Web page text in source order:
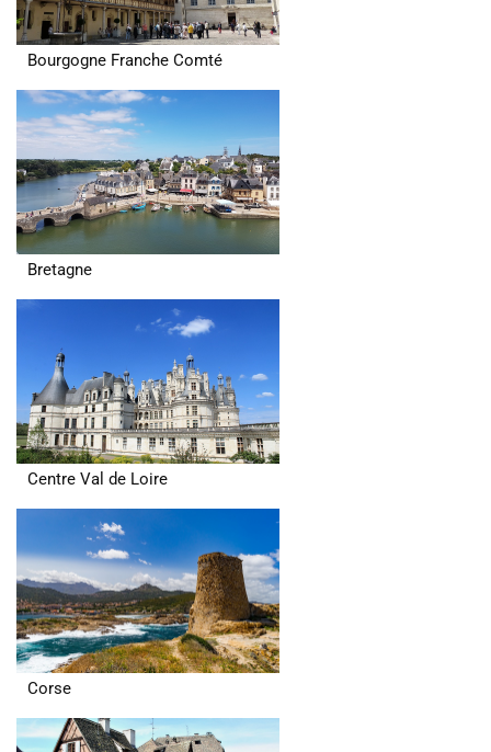
Bourgogne Franche Comté
Bretagne
Centre Val de Loire
Corse